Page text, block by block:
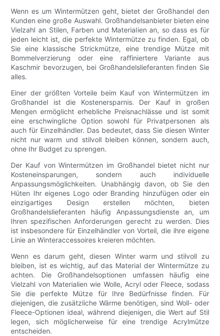
Wenn es um Wintermützen geht, bietet der Großhandel den
Kunden eine große Auswahl. Großhandelsanbieter bieten eine
Vielzahl an Stilen, Farben und Materialien an, so dass es für
jeden leicht ist, die perfekte Wintermütze zu finden. Egal, ob
Sie eine klassische Strickmütze, eine trendige Mütze mit
Bommelverzierung oder eine raffiniertere Variante aus
Kaschmir bevorzugen, bei Großhandelslieferanten finden Sie
alles.
Einer der größten Vorteile beim Kauf von Wintermützen im
Großhandel ist die Kostenersparnis. Der Kauf in großen
Mengen ermöglicht erhebliche Preisnachlässe und ist somit
eine erschwingliche Option sowohl für Privatpersonen als
auch für Einzelhändler. Das bedeutet, dass Sie diesen Winter
nicht nur warm und stilvoll bleiben können, sondern auch,
ohne Ihr Budget zu sprengen.
Der Kauf von Wintermützen im Großhandel bietet nicht nur
Kosteneinsparungen, sondern auch individuelle
Anpassungsmöglichkeiten. Unabhängig davon, ob Sie den
Hüten Ihr eigenes Logo oder Branding hinzufügen oder ein
einzigartiges Design erstellen möchten, bieten
Großhandelslieferanten häufig Anpassungsdienste an, um
Ihren spezifischen Anforderungen gerecht zu werden. Dies
ist insbesondere für Einzelhändler von Vorteil, die ihre eigene
Linie an Winteraccessoires kreieren möchten.
Wenn es darum geht, diesen Winter warm und stilvoll zu
bleiben, ist es wichtig, auf das Material der Wintermütze zu
achten. Die Großhandelsoptionen umfassen häufig eine
Vielzahl von Materialien wie Wolle, Acryl oder Fleece, sodass
Sie die perfekte Mütze für Ihre Bedürfnisse finden. Für
diejenigen, die zusätzliche Wärme benötigen, sind Woll- oder
Fleece-Optionen ideal, während diejenigen, die Wert auf Stil
legen, sich möglicherweise für eine trendige Acrylmütze
entscheiden.